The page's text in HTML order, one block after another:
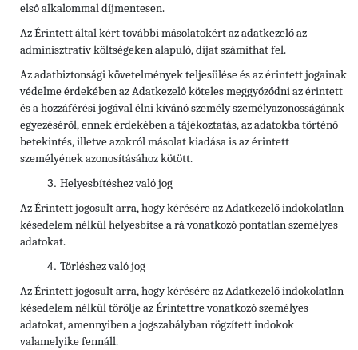
első alkalommal díjmentesen.
Az Érintett által kért további másolatokért az adatkezelő az
adminisztratív költségeken alapuló, díjat számíthat fel.
Az adatbiztonsági követelmények teljesülése és az érintett jogainak
védelme érdekében az Adatkezelő köteles meggyőződni az érintett
és a hozzáférési jogával élni kívánó személy személyazonosságának
egyezéséről, ennek érdekében a tájékoztatás, az adatokba történő
betekintés, illetve azokról másolat kiadása is az érintett
személyének azonosításához kötött.
Helyesbítéshez való jog
Az Érintett jogosult arra, hogy kérésére az Adatkezelő indokolatlan
késedelem nélkül helyesbítse a rá vonatkozó pontatlan személyes
adatokat.
Törléshez való jog
Az Érintettjogosult arra, hogy kérésére az Adatkezelő indokolatlan
késedelem nélkül törölje az Érintettre vonatkozó személyes
adatokat, amennyiben a jogszabályban rögzített indokok
valamelyike fennáll.